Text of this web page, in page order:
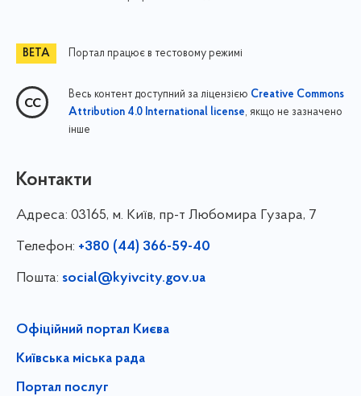
Портал працює в тестовому режимі
Весь контент доступний за ліцензією Creative Commons
Attribution 4.0 International license, якщо не зазначено
інше
Контакти
Адреса: 03165, м. Київ, пр-т Любомира Гузара, 7
Телефон: +380 (44) 366-59-40
Пошта: social@kyivcity.gov.ua
Офіційний портал Києва
Київська міська рада
Портал послуг